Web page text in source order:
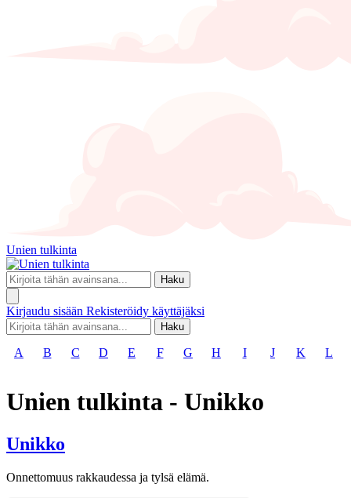
Unien tulkinta
Haku
Kirjaudu sisään Rekisteröidy käyttäjäksi
Haku
A B C D E F G H I J K L
Unien tulkinta - Unikko
Unikko
Onnettomuus rakkaudessa ja tylsä elämä.